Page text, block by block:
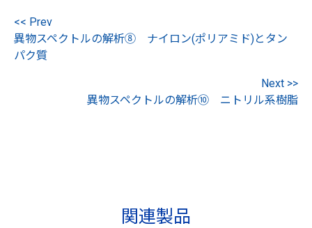
<< Prev
異物スペクトルの解析⑧ ナイロン(ポリアミド)とタン
パク質
Next >>
異物スペクトルの解析⑩ ニトリル系樹脂
関連製品